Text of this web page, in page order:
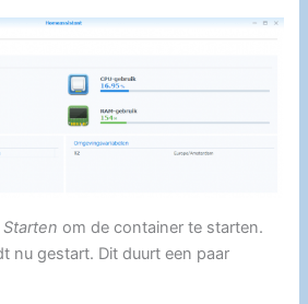
Starten om de container te starten.
nu gestart. Dit duurt een paar